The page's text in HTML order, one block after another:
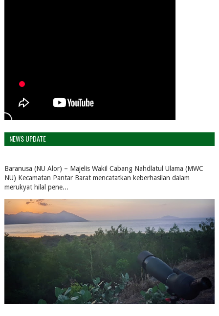
NEWS UPDATE
Baranusa (NU Alor) – Majelis Wakil Cabang Nahdlatul Ulama (MWC
NU) Kecamatan Pantar Barat mencatatkan keberhasilan dalam
merukyat hilal pene...